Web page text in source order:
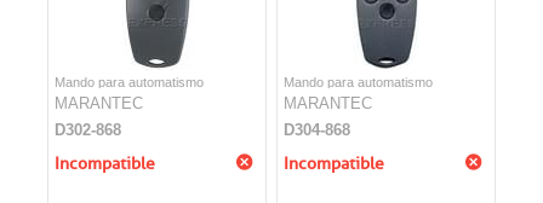
Mando para automatismo
MARANTEC
D302-868
Incompatible
Mando para automatismo
MARANTEC
D304-868
Incompatible